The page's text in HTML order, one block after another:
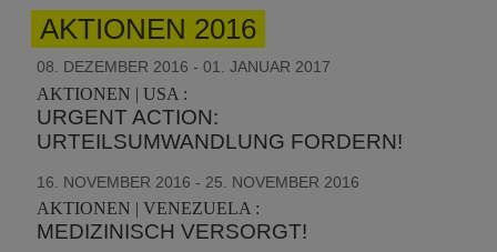
AKTIONEN 2016
08. DEZEMBER 2016 - 01. JANUAR 2017
AKTIONEN | USA :
URGENT ACTION:
URTEILSUMWANDLUNG FORDERN!
16. NOVEMBER 2016 - 25. NOVEMBER 2016
AKTIONEN | VENEZUELA :
MEDIZINISCH VERSORGT!